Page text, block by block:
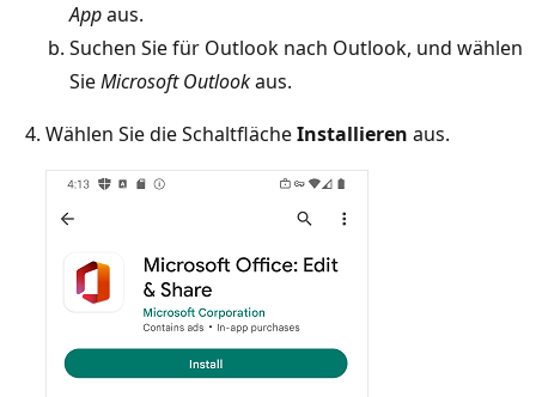
Appaus.
Suchen Sie für Outlook nach Outlook, und wählen
SieMicrosoft Outlookaus.
Wählen Sie die SchaltflächeInstallieren aus.